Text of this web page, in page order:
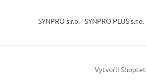
SYNPRO s.r.o. SYNPRO PLUS s.r.o.
Vytvořil Shoptet